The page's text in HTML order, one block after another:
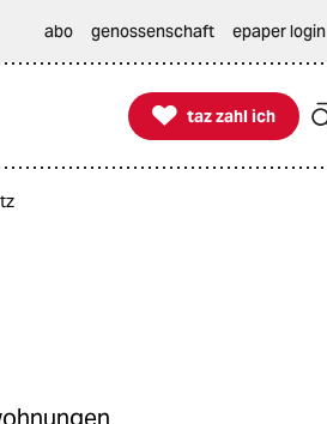
abo genossenschaft epaper login

taz zahl ich
taz zahl ich